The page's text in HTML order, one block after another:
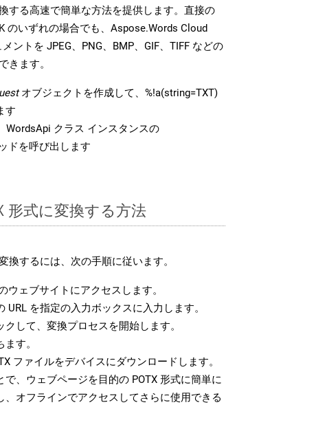
する高速で簡単な方法を提供します。直接の
のいずれの場合でも、Aspose.Words Cloud
ントを JPEG、PNG、BMP、GIF、TIFF などの
きます。
オブジェクトを作成して、%!a(string=TXT)
す
WordsApi クラス インスタンスの
ドを呼び出します
形式に変換する方法
換するには、次の手順に従います。
ウェブサイトにアクセスします。
URL を指定の入力ボックスに入力します。
クして、変換プロセスを開始します。
す。
ファイルをデバイスにダウンロードします。
で、ウェブページを目的の POTX 形式に簡単に
、オフラインでアクセスしてさらに使用できる